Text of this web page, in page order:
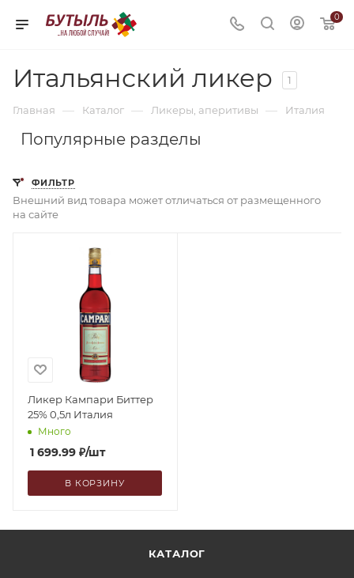
0
Итальянский ликер 1
Главная — Каталог — Ликеры, аперитивы — Италия
Популярные разделы
ФИЛЬТР
Внешний вид товара может отличаться от размещенного
на сайте
Ликер Кампари Биттер
25% 0,5л Италия
Много
1 699.99 ₽/шт
В КОРЗИНУ
КАТАЛОГ